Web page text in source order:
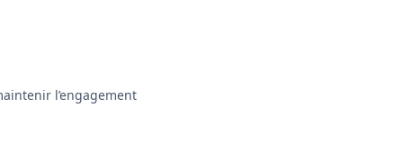
l’engagement